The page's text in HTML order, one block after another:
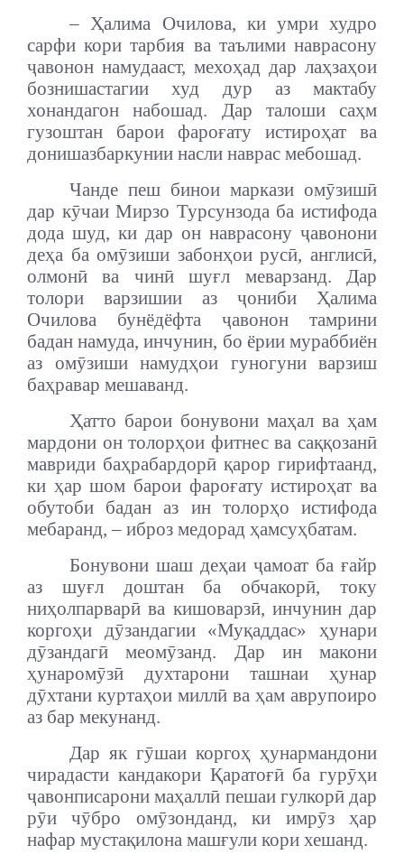
– Ҳалима Очилова, ки умри худро
сарфи кори тарбия ва таълими наврасону
ҷавонон намудааст, мехоҳад дар лаҳзаҳои
бознишастагии худ дур аз мактабу
хонандагон набошад. Дар талоши саҳм
гузоштан барои фароғату истироҳат ва
донишазбаркунии насли наврас мебошад.
Чанде пеш бинои маркази омӯзишӣ
дар кӯчаи Мирзо Турсунзода ба истифода
дода шуд, ки дар он наврасону ҷавонони
деҳа ба омӯзиши забонҳои русӣ, англисӣ,
олмонӣ ва чинӣ шуғл меварзанд. Дар
толори варзишии аз ҷониби Ҳалима
Очилова бунёдёфта ҷавонон тамрини
бадан намуда, инчунин, бо ёрии мураббиён
аз омӯзиши намудҳои гуногуни варзиш
баҳравар мешаванд.
Ҳатто барои бонувони маҳал ва ҳам
мардони он толорҳои фитнес ва саққозанӣ
мавриди баҳрабардорӣ қарор гирифтаанд,
ки ҳар шом барои фароғату истироҳат ва
обутоби бадан аз ин толорҳо истифода
мебаранд, – иброз медорад ҳамсуҳбатам.
Бонувони шаш деҳаи ҷамоат ба ғайр
аз шуғл доштан ба обчакорӣ, току
ниҳолпарварӣ ва кишоварзӣ, инчунин дар
коргоҳи дӯзандагии «Муқаддас» ҳунари
дӯзандагӣ меомӯзанд. Дар ин макони
ҳунаромӯзӣ духтарони ташнаи ҳунар
дӯхтани куртаҳои миллӣ ва ҳам аврупоиро
аз бар мекунанд.
Дар як гӯшаи коргоҳ ҳунармандони
чирадасти кандакори Қаратоғӣ ба гурӯҳи
ҷавонписарони маҳаллӣ пешаи гулкорӣ дар
рӯи чӯбро омӯзонданд, ки имрӯз ҳар
нафар мустақилона машғули кори хешанд.